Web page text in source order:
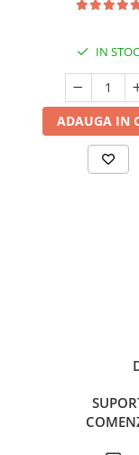
IN STOC
ADAUGA IN